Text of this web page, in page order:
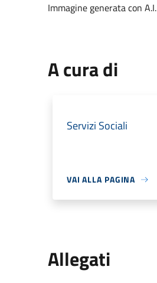
Immagine generata con A.I.
A cura di
Servizi Sociali
VAI ALLA PAGINA
Allegati